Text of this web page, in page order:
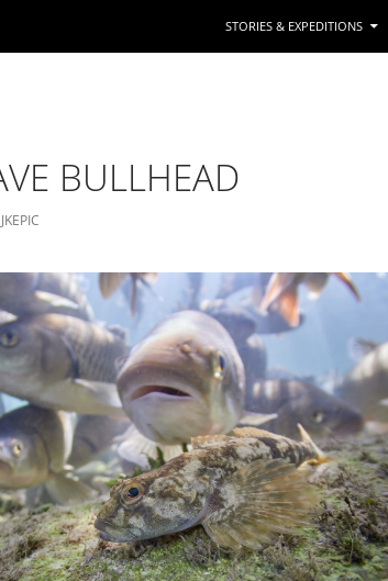
STORIES & EXPEDITIONS
BULLHEAD
JKEPIC